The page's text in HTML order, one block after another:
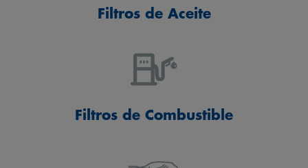
Filtros de Aceite
Filtros de Combustible